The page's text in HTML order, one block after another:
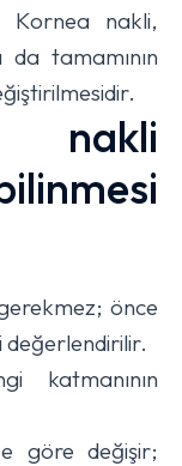
Kornea nakli,
tamamının
nakli
önce
katmanının
göre değişir;